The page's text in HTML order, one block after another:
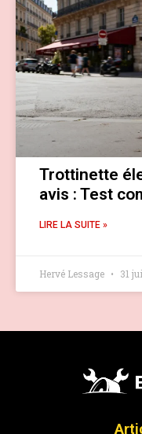
Trottinette
avis : Test
LIRE LA SUITE »
Hervé Lessage 31